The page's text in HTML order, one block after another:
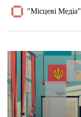
"Місцеві Медіа"